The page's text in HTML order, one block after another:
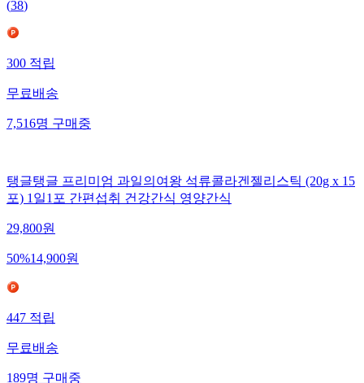
(38)
300 적립
무료배송
7,516명 구매중
탱글탱글 프리미엄 과일의여왕 석류콜라겐젤리스틱 (20g x 15
포) 1일1포 간편섭취 건강간식 영양간식
29,800원
50%14,900원
447 적립
무료배송
189명 구매중